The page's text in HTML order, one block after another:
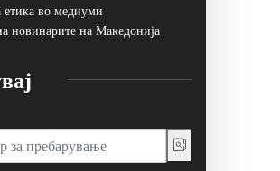
етика во медиуми
новинарите на Македонија